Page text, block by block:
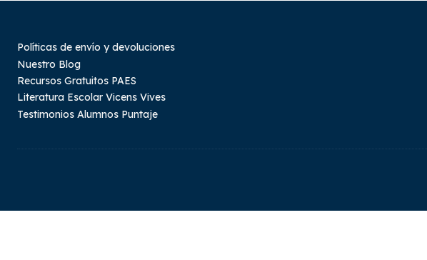
Políticas de envío y devoluciones
Nuestro Blog
Recursos Gratuitos PAES
Literatura Escolar Vicens Vives
Testimonios Alumnos Puntaje